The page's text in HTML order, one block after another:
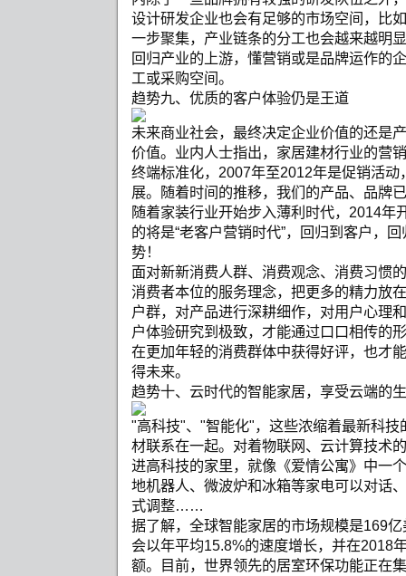
设计研发企业也会有足够的市场空间，比
一步聚集，产业链条的分工也会越来越明
回归产业的上游，懂营销或是品牌运作的
工或采购空间。
趋势九、优质的客户体验仍是王道
未来商业社会，最终决定企业价值的还是
价值。业内人士指出，家居建材行业的营
终端标准化，2007年至2012年是促销活动
展。随着时间的推移，我们的产品、品牌
随着家装行业开始步入薄利时代，2014年
的将是“老客户营销时代”，回归到客户，
势！
面对新新消费人群、消费观念、消费习惯
消费者本位的服务理念，把更多的精力放
户群，对产品进行深耕细作，对用户心理
户体验研究到极致，才能通过口口相传的
在更加年轻的消费群体中获得好评，也才
得未来。
趋势十、云时代的智能家居，享受云端的
"高科技"、"智能化"，这些浓缩着最新科技
材联系在一起。对着物联网、云计算技术
进高科技的家里，就像《爱情公寓》中一
地机器人、微波炉和冰箱等家电可以对话
式调整……
据了解，全球智能家居的市场规模是169
会以年平均15.8%的速度增长，并在2018
额。目前，世界领先的居室环保功能正在